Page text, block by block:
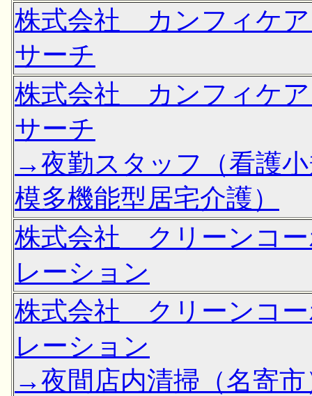
株式会社 カンフィケ
サーチ
株式会社 カンフィケ
サーチ
→夜勤スタッフ（看護
模多機能型居宅介護）
株式会社 クリーンコ
レーション
株式会社 クリーンコ
レーション
→夜間店内清掃（名寄市